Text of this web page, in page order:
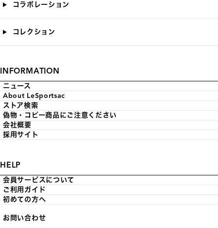
コラボレーション
コレクション
INFORMATION
ニュース
About LeSportsac
ストア検索
偽物・コピー商品にご注意ください
会社概要
採用サイト
HELP
会員サービスについて
ご利用ガイド
初めての方へ
お問い合わせ